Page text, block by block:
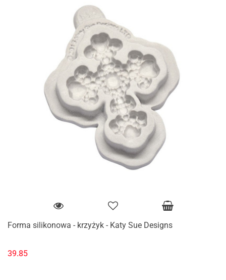
Forma silikonowa - krzyżyk - Katy Sue Designs
39.85